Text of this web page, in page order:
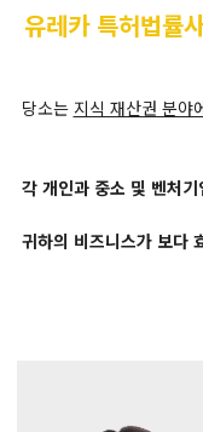
유레카 특허법률
당소는 지식 재산권 분야
각 개인과 중소 및 벤처
귀하의 비즈니스가 보다